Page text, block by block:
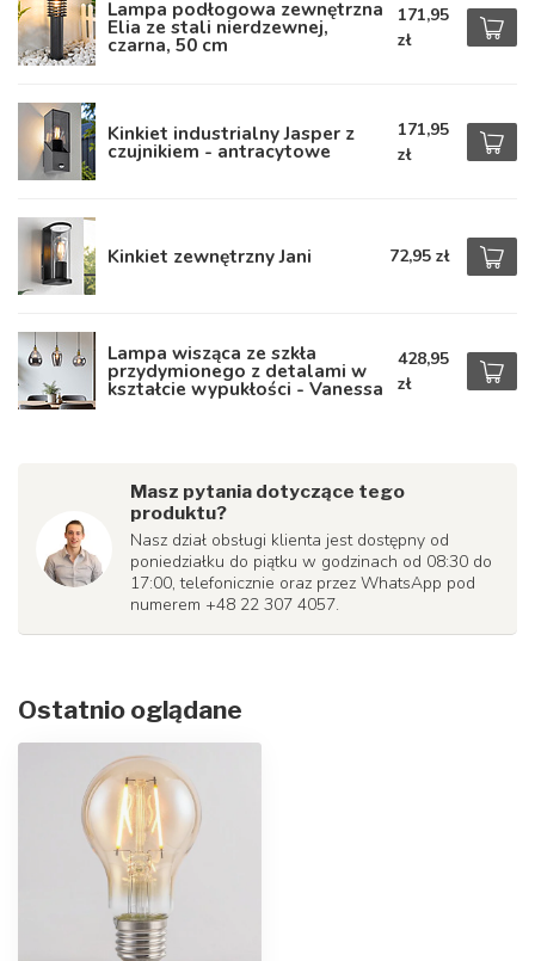
Lampa podłogowa zewnętrzna
Elia ze stali nierdzewnej,
czarna, 50 cm
171,95
zł
Kinkiet industrialny Jasper z
czujnikiem - antracytowe
171,95
zł
Kinkiet zewnętrzny Jani 72,95 zł
Lampa wisząca ze szkła
przydymionego z detalami w
kształcie wypukłości - Vanessa
428,95
zł
Masz pytania dotyczące tego
produktu?
Nasz dział obsługi klienta jest dostępny od
poniedziałku do piątku w godzinach od 08:30 do
17:00, telefonicznie oraz przez WhatsApp pod
numerem +48 22 307 4057.
Ostatnio oglądane